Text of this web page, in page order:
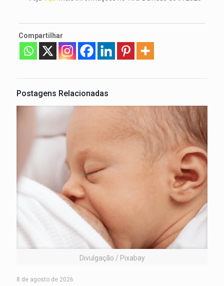
Compartilhar
Postagens Relacionadas
Divulgação / Pixabay
8 de agosto de 2026